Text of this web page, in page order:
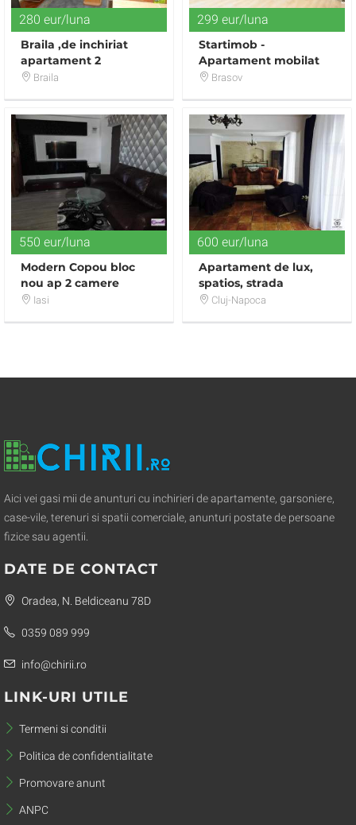
280 eur/luna
Braila ,de inchiriat
apartament 2
camere,DOROBANTI,dotat
Braila
299 eur/luna
Startimob -
Apartament mobilat
lux zona ONIX Brasov
Brasov
550 eur/luna
Modern Copou bloc
nou ap 2 camere
Iasi
600 eur/luna
Apartament de lux,
spatios, strada
pietonala, Ultracentral!
Cluj-Napoca
Aici vei gasi mii de anunturi cu inchirieri de apartamente, garsoniere,
case-vile, terenuri si spatii comerciale, anunturi postate de persoane
fizice sau agentii.
DATE DE CONTACT
Oradea, N. Beldiceanu 78D
0359 089 999
info@chirii.ro
LINK-URI UTILE
Termeni si conditii
Politica de confidentialitate
Promovare anunt
ANPC